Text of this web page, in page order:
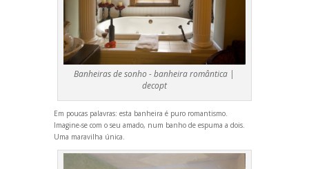
Banheiras de sonho - banheira romântica |
decopt
Em poucas palavras: esta banheira é puro romantismo.
Imagine-se com o seu amado, num banho de espuma a dois.
Uma maravilha única.